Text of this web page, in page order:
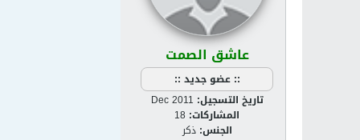
عاشق الصمت
:: عضو جديد ::
تاريخ التسجيل: Dec 2011
المشاركات: 18
الجنس: ذكر